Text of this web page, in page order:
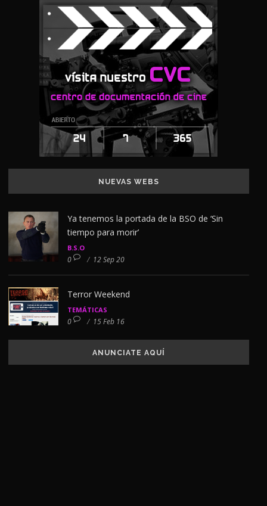
NUEVAS WEBS
Ya tenemos la portada de la BSO de ‘Sin
tiempo para morir’
B.S.O
0 / 12 Sep 20
Terror Weekend
TEMÁTICAS
0 / 15 Feb 16
ANUNCIATE AQUÍ